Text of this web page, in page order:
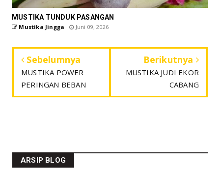
MUSTIKA TUNDUK PASANGAN
Mustika Jingga Juni 09, 2026
Sebelumnya
MUSTIKA POWER
PERINGAN BEBAN
Berikutnya
MUSTIKA JUDI EKOR
CABANG
ARSIP BLOG